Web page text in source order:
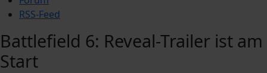
RSS-Feed
Battlefield 6: Reveal-Trailer ist am
Start